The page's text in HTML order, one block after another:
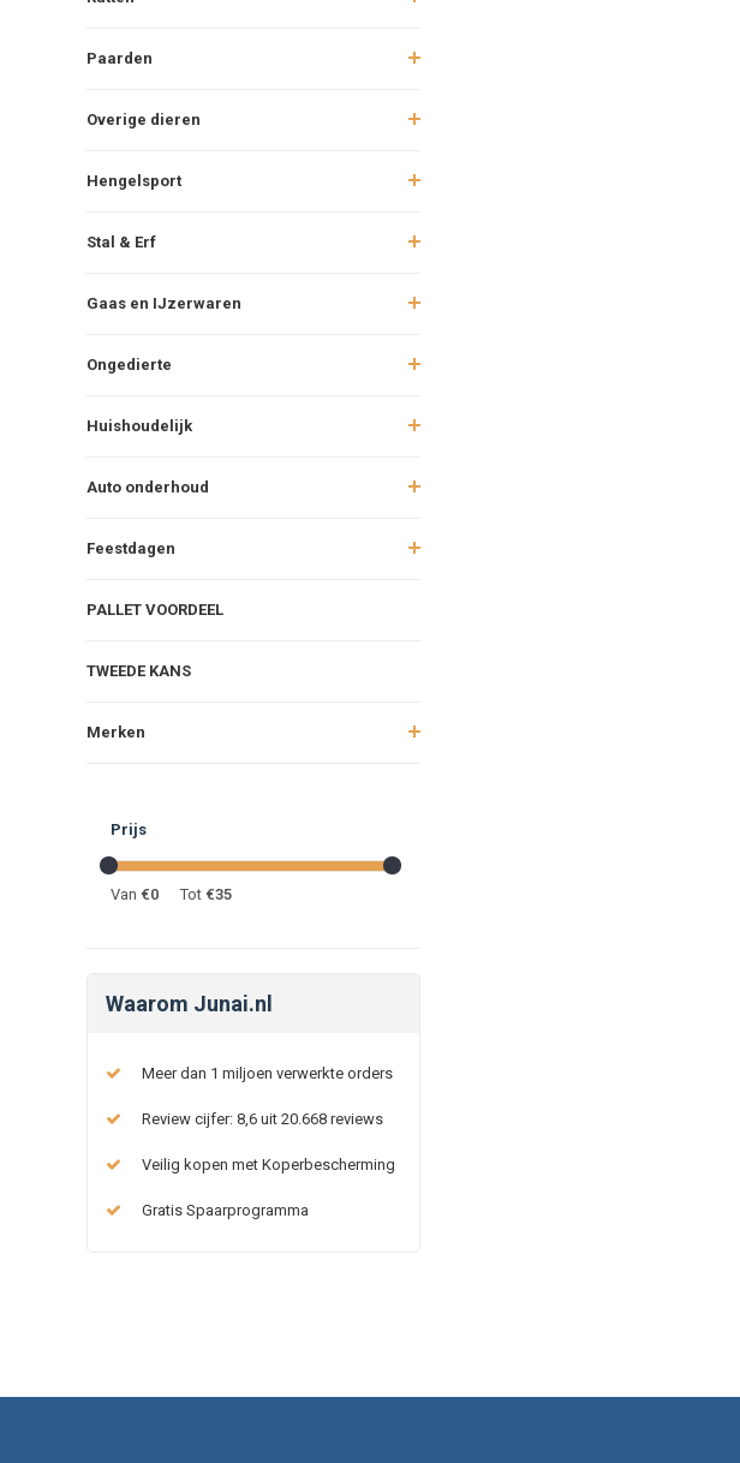
Paarden
Overige dieren
Hengelsport
Stal & Erf
Gaas en IJzerwaren
Ongedierte
Huishoudelijk
Auto onderhoud
Feestdagen
PALLET VOORDEEL
TWEEDE KANS
Merken
Prijs
Van €0 Tot €35
Waarom Junai.nl
Meer dan 1 miljoen verwerkte orders
Review cijfer: 8,6 uit 20.668 reviews
Veilig kopen met Koperbescherming
Gratis Spaarprogramma